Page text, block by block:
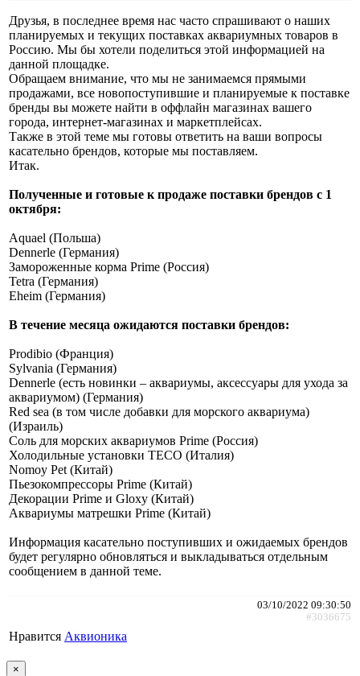
Друзья, в последнее время нас часто спрашивают о наших
планируемых и текущих поставках аквариумных товаров в
Россию. Мы бы хотели поделиться этой информацией на
данной площадке.
Обращаем внимание, что мы не занимаемся прямыми
продажами, все новопоступившие и планируемые к поставке
бренды вы можете найти в оффлайн магазинах вашего
города, интернет-магазинах и маркетплейсах.
Также в этой теме мы готовы ответить на ваши вопросы
касательно брендов, которые мы поставляем.
Итак.
Полученные и готовые к продаже поставки брендов с 1
октября:
Aquael (Польша)
Dennerle (Германия)
Замороженные корма Prime (Россия)
Tetra (Германия)
Eheim (Германия)
В течение месяца ожидаются поставки брендов:
Prodibio (Франция)
Sylvania (Германия)
Dennerle (есть новинки – аквариумы, аксессуары для ухода за
аквариумом) (Германия)
Red sea (в том числе добавки для морского аквариума)
(Израиль)
Соль для морских аквариумов Prime (Россия)
Холодильные установки TECO (Италия)
Nomoy Pet (Китай)
Пьезокомпрессоры Prime (Китай)
Декорации Prime и Gloxy (Китай)
Аквариумы матрешки Prime (Китай)
Информация касательно поступивших и ожидаемых брендов
будет регулярно обновляться и выкладываться отдельным
сообщением в данной теме.
03/10/2022 09:30:50
#3036675
Нравится Аквионика
×